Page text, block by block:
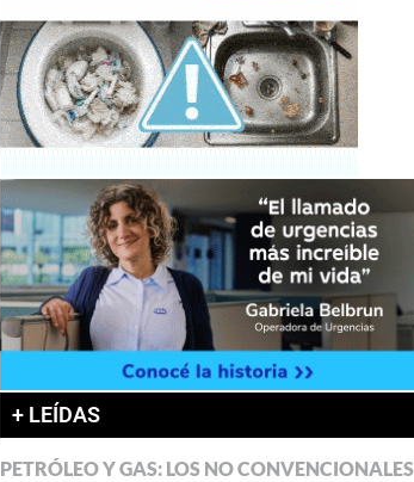
+ LEÍDAS
PETRÓLEO Y GAS: LOS NO CONVENCIONALES